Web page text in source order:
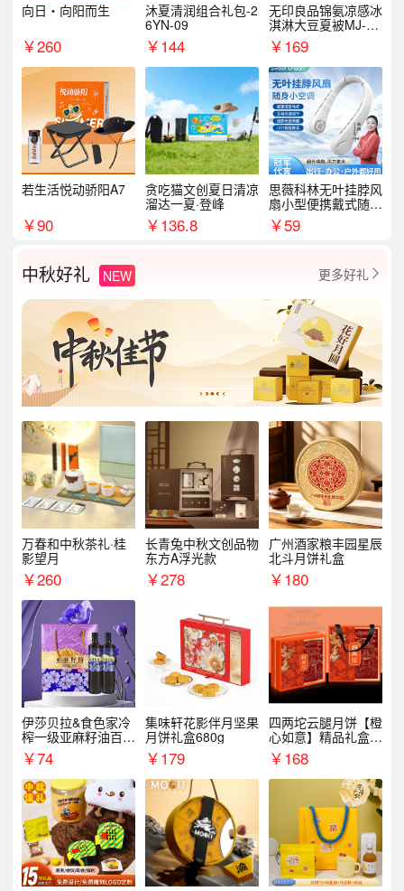
向日・向阳而生
￥260
沐夏清润组合礼包-2
6YN-09
￥144
无印良品锦氨凉感冰
淇淋大豆夏被MJ-B2
025-0193
￥169
若生活悦动骄阳A7
￥90
贪吃猫文创夏日清凉
溜达一夏·登峰
￥136.8
思薇科林无叶挂脖风
扇小型便携戴式随身
挂脖子降温神器
￥59
中秋好礼 NEW 更多好礼 
万春和中秋茶礼·桂
影望月
￥260
长青兔中秋文创品物
东方A浮光款
￥278
广州酒家粮丰园星辰
北斗月饼礼盒
￥180
伊莎贝拉&食色家冷
榨一级亚麻籽油百紫
千红500ml*2礼盒
￥74
集味轩花影伴月坚果
月饼礼盒680g
￥179
四两坨云腿月饼【橙
心如意】精品礼盒4
50g/盒
￥168